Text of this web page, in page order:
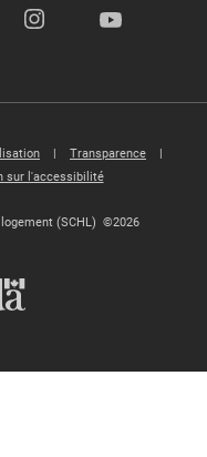
Transparence
sur l'accessibilité
(SCHL) ©2026